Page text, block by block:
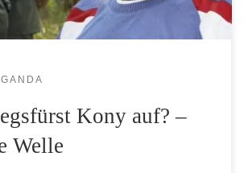
Kony auf? –
Welle